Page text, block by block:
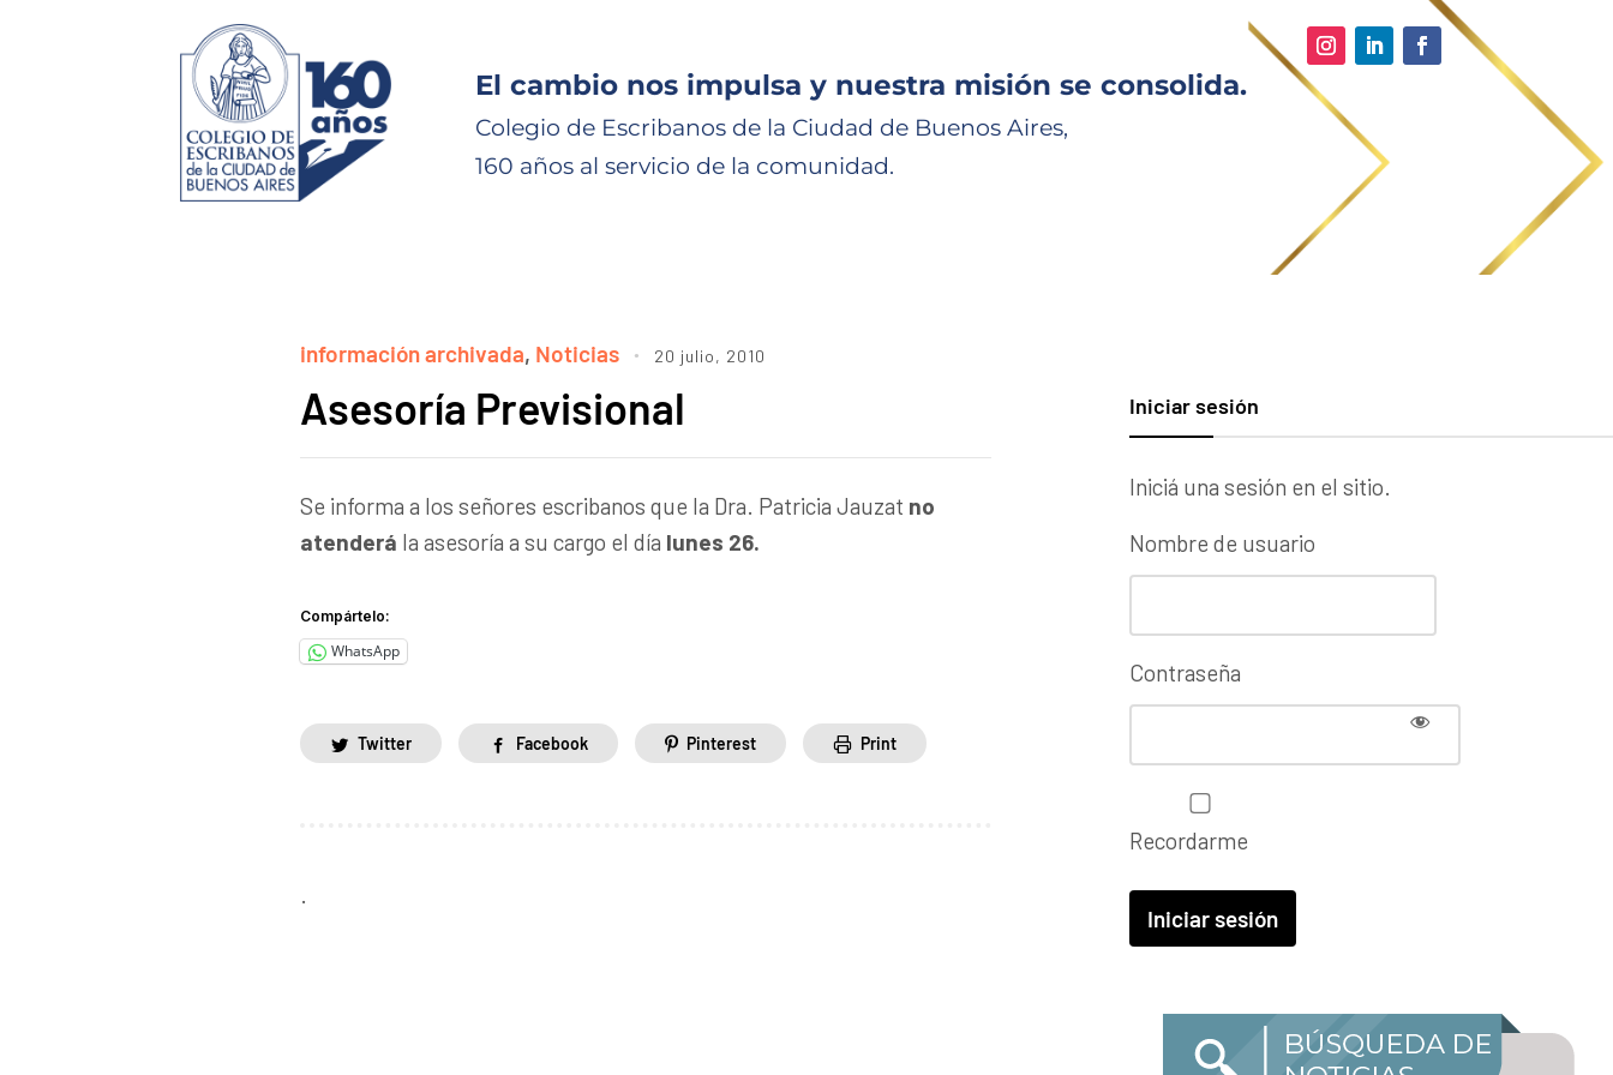
El cambio nos impulsa y nuestra misión se consolida.
Colegio de Escribanos de la Ciudad de Buenos Aires,
160 años al servicio de la comunidad.
información archivada, Noticias 20 julio, 2010
Asesoría Previsional
Se informa a los señores escribanos que la Dra. Patricia Jauzat no
atenderá la asesoría a su cargo el día lunes 26.
Compártelo:
WhatsApp
Twitter Facebook Pinterest Print
.
Iniciar sesión
Iniciá una sesión en el sitio.
Nombre de usuario
Contraseña
Recordarme